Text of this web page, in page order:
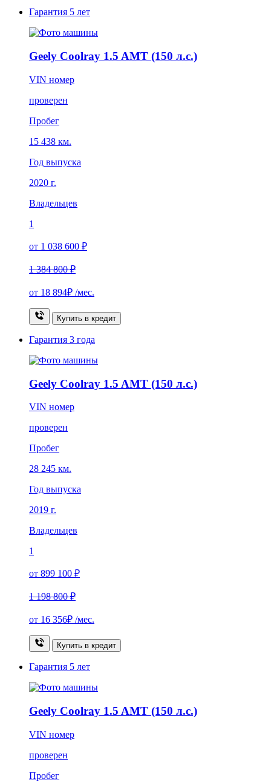
Гарантия 5 лет
Geely Coolray 1.5 AMT (150 л.с.)
VIN номер
проверен
Пробег
15 438 км.
Год выпуска
2020 г.
Владельцев
1
от 1 038 600 ₽
1 384 800 ₽
от 18 894₽ /мес.
Купить в кредит
Гарантия 3 года
Geely Coolray 1.5 AMT (150 л.с.)
VIN номер
проверен
Пробег
28 245 км.
Год выпуска
2019 г.
Владельцев
1
от 899 100 ₽
1 198 800 ₽
от 16 356₽ /мес.
Купить в кредит
Гарантия 5 лет
Geely Coolray 1.5 AMT (150 л.с.)
VIN номер
проверен
Пробег